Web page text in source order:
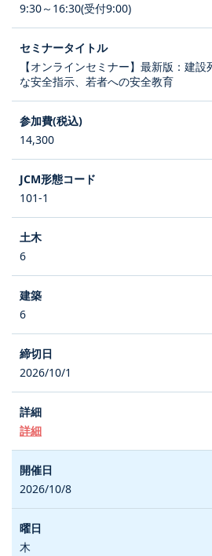
9:30～16:30(受付9:00)
【オンラインセミナー】最新版：建
な安全指示、若者への安全教育
14,300
101-1
6
6
2026/10/1
詳細
2026/10/8
木